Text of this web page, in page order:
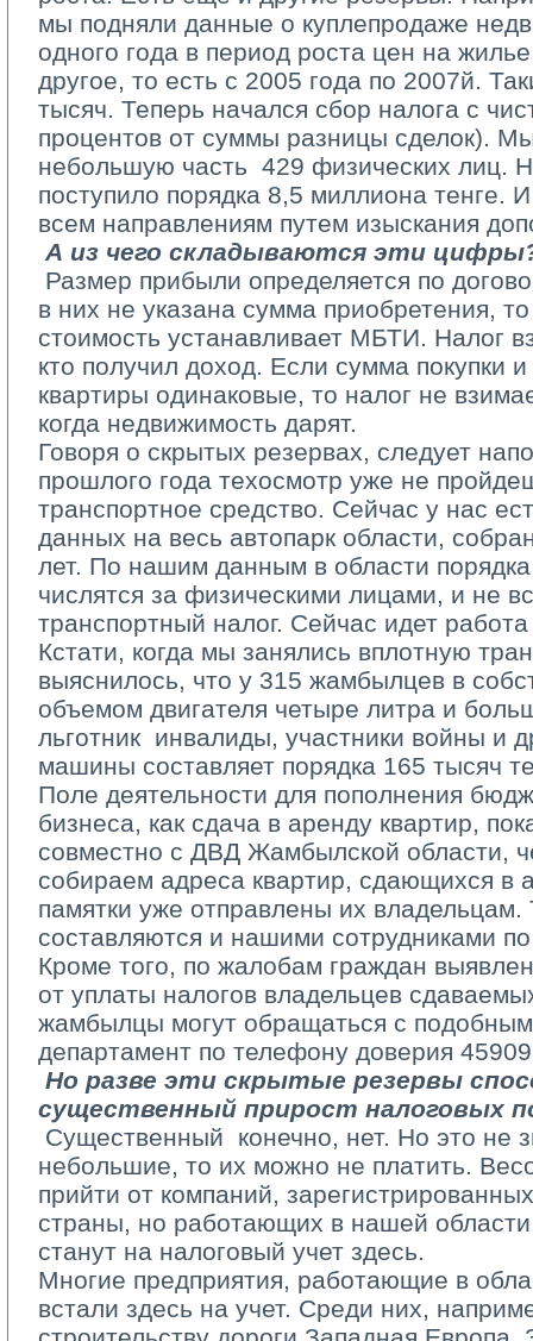
мы подняли данные о купле­продаже
одного года в период роста цен на
другое, то есть с 2005 года по 2007­й.
тысяч. Теперь начался сбор налога с
процентов от суммы разницы сделок).
небольшую часть ­ 429 физических лиц.
поступило порядка 8,5 миллиона тенге.
всем направлениям путем изыскания
А из чего складываются эти
Размер прибыли определяется по
в них не указана сумма приобретения,
стоимость устанавливает МБТИ. Налог
кто получил доход. Если сумма покупки
квартиры одинаковые, то налог не
когда недвижимость дарят.
Говоря о скрытых резервах, следует
прошлого года техосмотр уже не
транспортное средство. Сейчас у нас
данных на весь автопарк области,
лет. По нашим данным в области
числятся за физическими лицами, и не
транспортный налог. Сейчас идет
Кстати, когда мы занялись вплотную
выяснилось, что у 315 жамбылцев в
объемом двигателя четыре литра и
льготник ­ инвалиды, участники войны и
машины составляет порядка 165 тысяч
Поле деятельности для пополнения
бизнеса, как сдача в аренду квартир,
совместно с ДВД Жамбылской области,
собираем адреса квартир, сдающихся в
памятки уже отправлены их владельцам.
составляются и нашими сотрудниками
Кроме того, по жалобам граждан
от уплаты налогов владельцев
жамбылцы могут обращаться с
департамент по телефону доверия
Но разве эти скрытые резервы
существенный прирост налоговых
Существенный ­ конечно, нет. Но это не
небольшие, то их можно не платить.
прийти от компаний,
страны, но работающих в нашей
станут на налоговый учет здесь.
Многие предприятия, работающие в
встали здесь на учет. Среди них,